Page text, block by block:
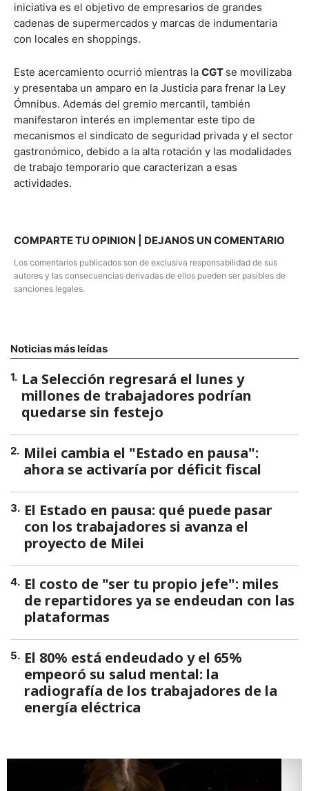
iniciativa es el objetivo de empresarios de grandes
cadenas de supermercados y marcas de indumentaria
con locales en shoppings.
Este acercamiento ocurrió mientras la CGT se movilizaba
y presentaba un amparo en la Justicia para frenar la Ley
Ómnibus. Además del gremio mercantil, también
manifestaron interés en implementar este tipo de
mecanismos el sindicato de seguridad privada y el sector
gastronómico, debido a la alta rotación y las modalidades
de trabajo temporario que caracterizan a esas
actividades.
COMPARTE TU OPINION | DEJANOS UN COMENTARIO
Los comentarios publicados son de exclusiva responsabilidad de sus
autores y las consecuencias derivadas de ellos pueden ser pasibles de
sanciones legales.
Noticias más leídas
1. La Selección regresará el lunes y
millones de trabajadores podrían
quedarse sin festejo
2. Milei cambia el "Estado en pausa":
ahora se activaría por déficit fiscal
3. El Estado en pausa: qué puede pasar
con los trabajadores si avanza el
proyecto de Milei
4. El costo de "ser tu propio jefe": miles
de repartidores ya se endeudan con las
plataformas
5. El 80% está endeudado y el 65%
empeoró su salud mental: la
radiografía de los trabajadores de la
energía eléctrica